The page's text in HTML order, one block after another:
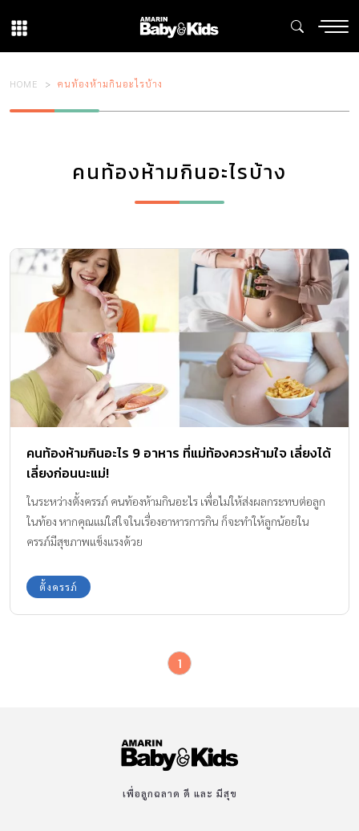
HOME คนท้องห้ามกินอะไรบ้าง
คนท้องห้ามกินอะไรบ้าง
คนท้องห้ามกินอะไร 9 อาหาร ที่แม่ท้องควรห้ามใจ เลี่ยงได้
เลี่ยงก่อนนะแม่!
ในระหว่างตั้งครรภ์ คนท้องห้ามกินอะไร เพื่อไม่ให้ส่งผลกระทบต่อลูก
ในท้อง หากคุณแม่ใส่ใจในเรื่องอาหารการกิน ก็จะทำให้ลูกน้อยใน
ครรภ์มีสุขภาพแข็งแรงด้วย
ตั้งครรภ์
1
เพื่อลูกฉลาด ดี และ มีสุข